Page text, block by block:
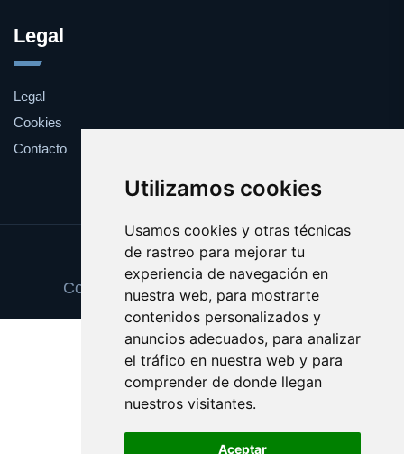
Utilizamos cookies
Usamos cookies y otras técnicas
de rastreo para mejorar tu
experiencia de navegación en
nuestra web, para mostrarte
contenidos personalizados y
anuncios adecuados, para analizar
el tráfico en nuestra web y para
comprender de donde llegan
nuestros visitantes.
Aceptar
Legal
Legal
Cookies
Contacto
Update cookies preferences
Copyright © 2025 camaraseguridad.es